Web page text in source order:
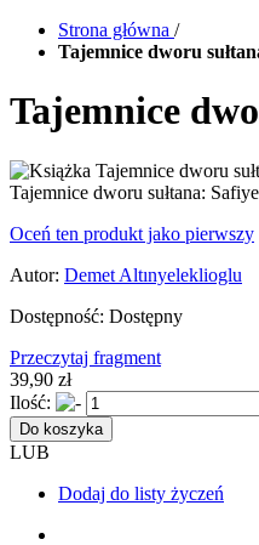
Strona główna /
Tajemnice dworu
Tajemnice
Tajemnice dworu sułtana:
Oceń ten produkt jako pierwszy
Autor: Demet Altınyeleklioglu
Dostępność: Dostępny
Przeczytaj fragment
39,90 zł
Ilość:
Do koszyka
LUB
Dodaj do listy życzeń